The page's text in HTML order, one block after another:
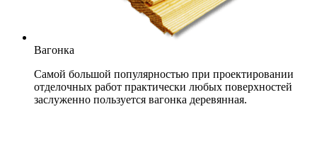
Вагонка
Самой большой популярностью при проектировании
отделочных работ практически любых поверхностей
заслуженно пользуется вагонка деревянная.